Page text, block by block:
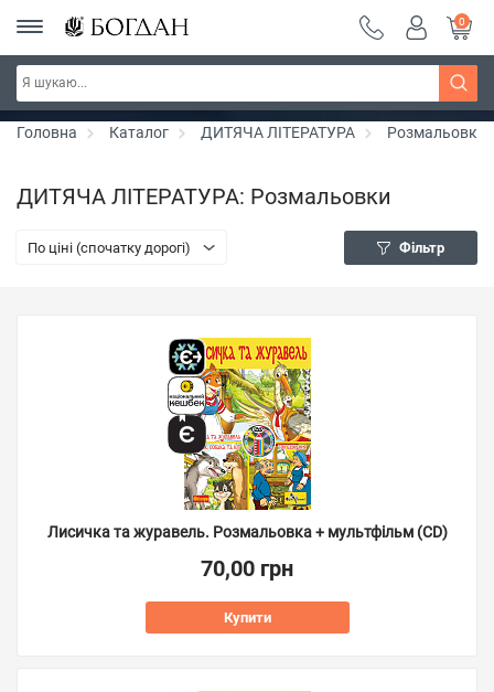
РОЗПРОДАЖ ~ 150 грн ~ 200 грн ~ 250 грн ~
300 грн ~ РОЗПРОДАЖ
Дізнатись більше
0
Головна Каталог ДИТЯЧА ЛІТЕРАТУРА Розмальовки
ДИТЯЧА ЛІТЕРАТУРА: Розмальовки
По ціні (спочатку дорогі) Фільтр
Лисичка та журавель. Розмальовка + мультфільм (СD)
70,00 грн
Купити